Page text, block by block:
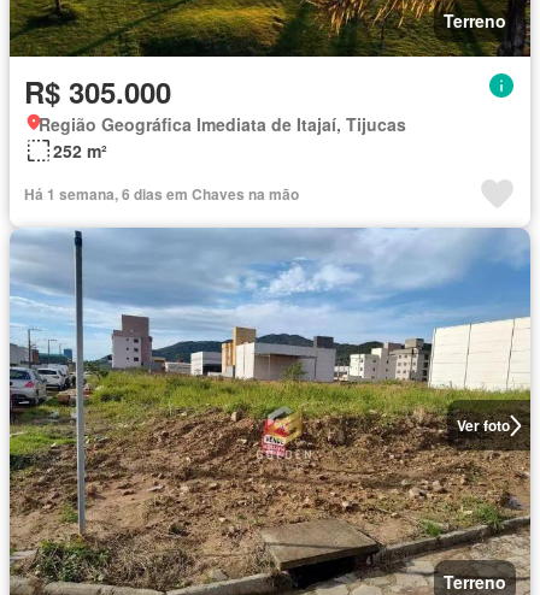
Terreno
R$ 305.000
Região Geográfica Imediata de Itajaí, Tijucas
252 m²
Há 1 semana, 6 dias em Chaves na mão
Ver foto
Terreno